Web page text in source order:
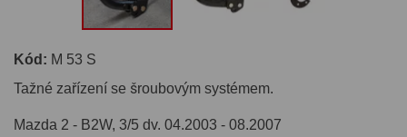
Kód: M 53 S
Tažné zařízení se šroubovým systémem.
Mazda 2 - B2W, 3/5 dv. 04.2003 - 08.2007